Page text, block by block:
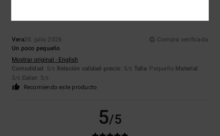
Vera20. julio 2026
Compra verificada
Un poco pequeño
Mostrar original - English
Comodidad: 5/5 Relación calidad-precio: 5/5 Talla: Pequeño Material:
5/5 Color: 5/5
Recomiendo este producto
5/5